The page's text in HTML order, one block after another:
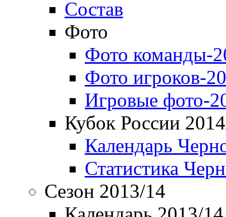
Состав
Фото
Фото команды-
Фото игроков-
Игровые фото-
Кубок России
Календарь
Статистика
Сезон 2013/14